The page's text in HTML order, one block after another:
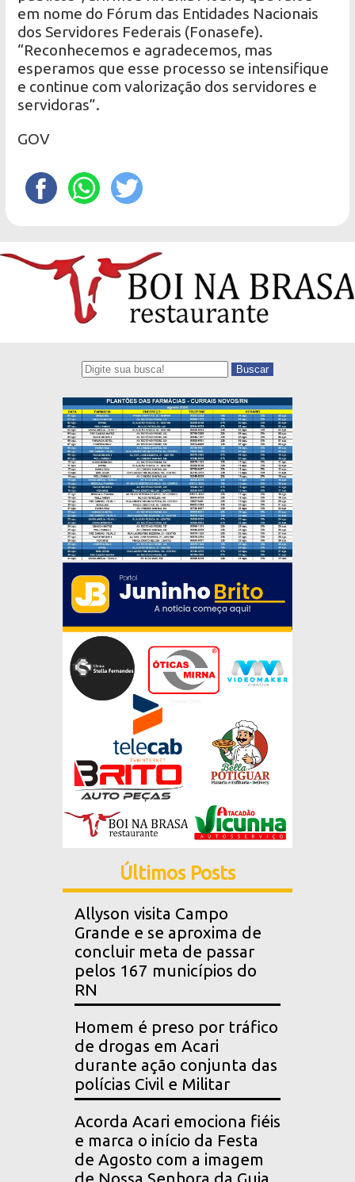
em nome do Fórum das Entidades Nacionais
dos Servidores Federais (Fonasefe).
“Reconhecemos e agradecemos, mas
esperamos que esse processo se intensifique
e continue com valorização dos servidores e
servidoras”.
GOV
Buscar
Últimos Posts
Allyson visita Campo
Grande e se aproxima de
concluir meta de passar
pelos 167 municípios do
RN
Homem é preso por tráfico
de drogas em Acari
durante ação conjunta das
polícias Civil e Militar
Acorda Acari emociona fiéis
e marca o início da Festa
de Agosto com a imagem